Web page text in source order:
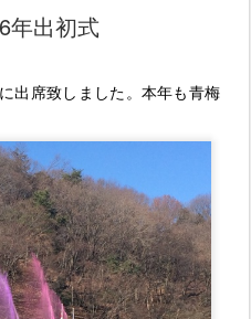
年出初式
出席致しました。 本年も青梅